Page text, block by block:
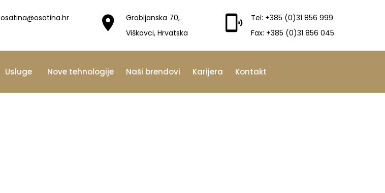
osatina@osatina.hr
Grobljanska 70,
Viškovci, Hrvatska
Tel: +385 (0)31 856 999
Fax: +385 (0)31 856 045
Usluge Nove tehnologije Naši brendovi Karijera Kontakt